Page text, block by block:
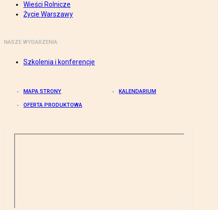
Wieści Rolnicze
Życie Warszawy
NASZE WYDARZENIA
Szkolenia i konferencje
MAPA STRONY KALENDARIUM
OFERTA PRODUKTOWA